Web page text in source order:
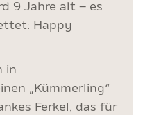
9 Jahre alt – es
Happy
in
„Kümmerling“
Ferkel, das für